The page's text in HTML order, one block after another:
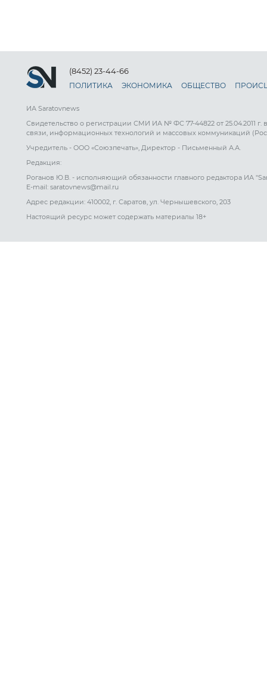
(8452) 23-44-66
ПОЛИТИКА ЭКОНОМИКА ОБЩЕСТВО
ИА Saratovnews
Свидетельство о регистрации СМИ ИА № ФС 77-44822 от 25.04.2011
связи, информационных технологий и массовых коммуникаций
Учредитель - ООО «Союзпечать», Директор - Письменный А.А.
Редакция:
Роганов Ю.В. - исполняющий обязанности главного редактора ИА
E-mail: saratovnews@mail.ru
Адрес редакции: 410002, г. Саратов, ул. Чернышевского, 203
Настоящий ресурс может содержать материалы 18+